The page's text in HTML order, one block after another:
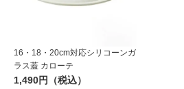
16・18・20cm対応シリコーンガ
ラス蓋 カローテ
1,490円（税込）